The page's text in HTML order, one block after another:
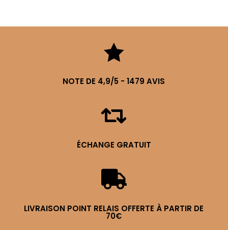

NOTE DE 4,9/5 - 1479 AVIS

ÉCHANGE GRATUIT

LIVRAISON POINT RELAIS OFFERTE À PARTIR DE
70€